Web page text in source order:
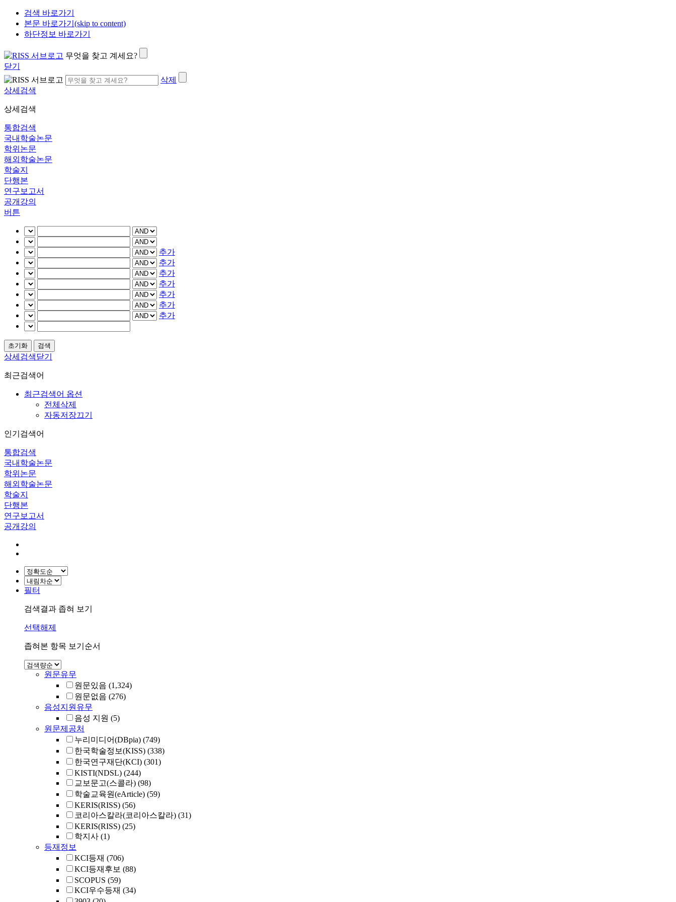
검색 바로가기
본문 바로가기(skip to content)
하단정보 바로가기
무엇을 찾고 계세요?
닫기
삭제
상세검색
상세검색
통합검색
국내학술논문
학위논문
해외학술논문
학술지
단행본
연구보고서
공개강의
버튼
추가
추가
추가
추가
추가
추가
추가
상세검색닫기
최근검색어
최근검색어 옵션
전체삭제
자동저장끄기
인기검색어
통합검색
국내학술논문
학위논문
해외학술논문
학술지
단행본
연구보고서
공개강의
필터
검색결과 좁혀 보기
선택해제
좁혀본 항목 보기순서
원문유무
원문있음 (1,324)
원문없음 (276)
음성지원유무
음성 지원 (5)
원문제공처
누리미디어(DBpia) (749)
한국학술정보(KISS) (338)
한국연구재단(KCI) (301)
KISTI(NDSL) (244)
교보문고(스콜라) (98)
학술교육원(eArticle) (59)
KERIS(RISS) (56)
코리아스칼라(코리아스칼라) (31)
KERIS(RISS) (25)
학지사 (1)
등재정보
KCI등재 (706)
KCI등재후보 (88)
SCOPUS (59)
KCI우수등재 (34)